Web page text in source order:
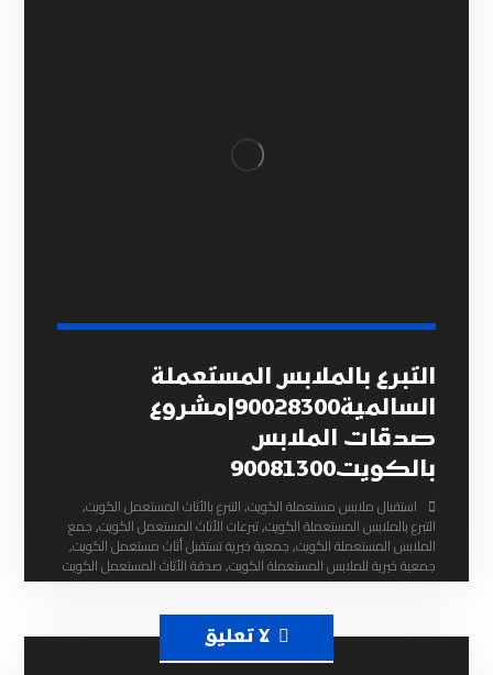
التبرع بالملابس المستعملة
السالمية90028300|مشروع
صدقات الملابس
بالكويت90081300
استقبال ملابس مستعملة الكويت,التبرع بالأثاث المستعمل الكويت,
التبرع بالملابس المستعملة الكويت,تبرعات الأثاث المستعمل الكويت,جمع
الملابس المستعملة الكويت,جمعية خيرية تستقبل أثاث مستعمل الكويت,
جمعية خيرية للملابس المستعملة الكويت,صدقة الأثاث المستعمل الكويت
لا تعليق